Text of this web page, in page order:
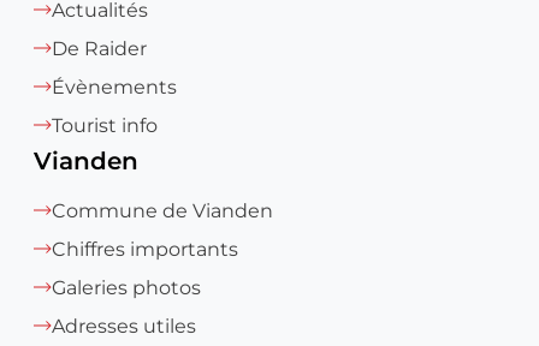
Actualités
De Raider
Évènements
Tourist info
Vianden
Commune de Vianden
Chiffres importants
Galeries photos
Adresses utiles